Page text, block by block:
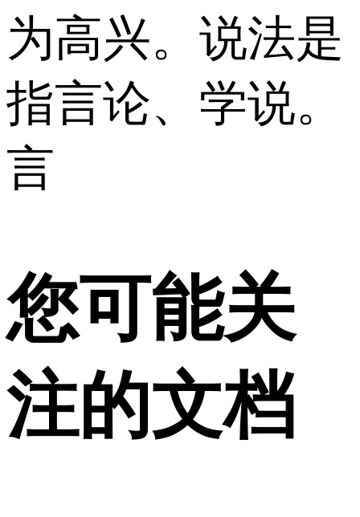
为高兴。说法是
指言论、学说。
言
您可能关
注的文档